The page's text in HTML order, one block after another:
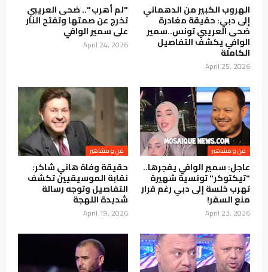
الهروب الكبير من الدهماني
إلى دبي: حقيقة مغادرة
ضحى العريبي تونس..سمير
الوافي يكشف التفاصيل
الكاملة
April 25, 2026
"لم أهرب ".. ضحى العريبي
تخرج عن صمتها وتفتح النار
على سمير الوافي
April 24, 2026
فن و مشاهير
عاجل: سمير الوافي يفجرها..
"تيكتوكر" تونسية شهيرة
تهرب خلسة إلى دبي رغم قرار
منع السفر!
April 23, 2026
فن و مشاهير
حقيقة وفاة هاني شاكر:
نقابة الموسيقيين تكشف
التفاصيل وتوجه رسالة
شديدة اللهجة
April 19, 2026